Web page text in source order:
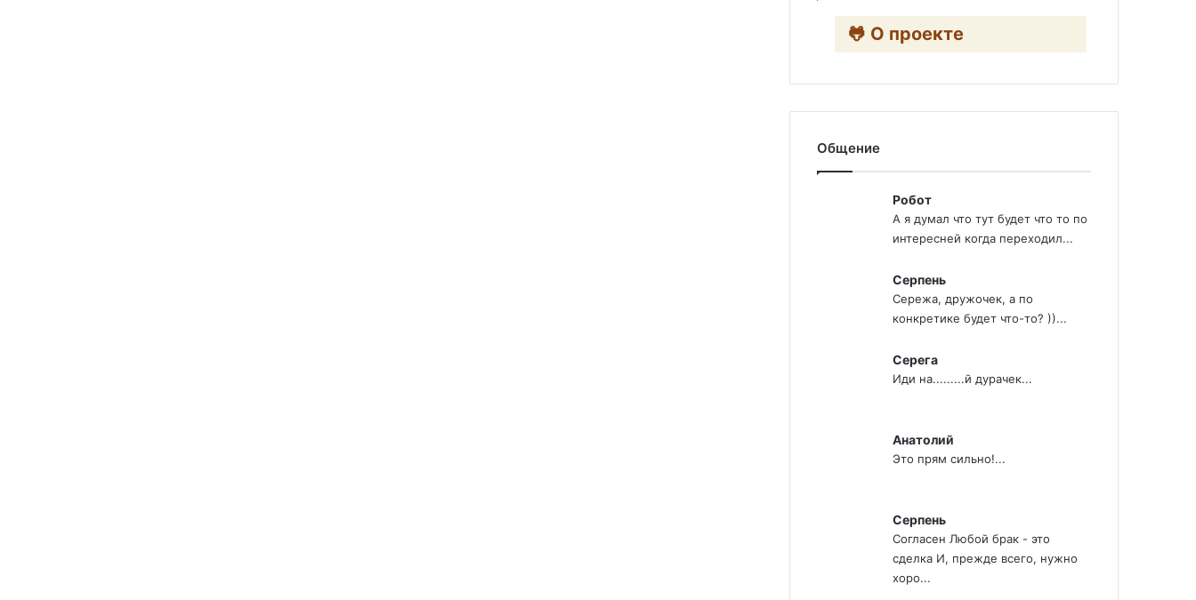
🐸 О проекте
Общение
Робот
А я думал что тут будет что то по
интересней когда переходил...
Серпень
Сережа, дружочек, а по
конкретике будет что-то? ))...
Серега
Иди на.........й дурачек...
Анатолий
Это прям сильно!...
Серпень
Согласен Любой брак - это
сделка И, прежде всего, нужно
хоро...